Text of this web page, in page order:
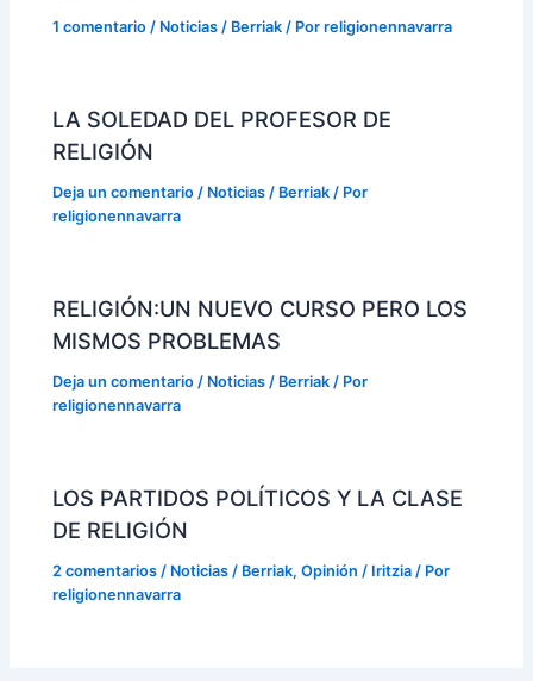
1 comentario / Noticias / Berriak / Porreligionennavarra
LA SOLEDAD DEL PROFESOR DE
RELIGIÓN
Deja un comentario / Noticias / Berriak / Por
religionennavarra
RELIGIÓN:UN NUEVO CURSO PERO LOS
MISMOS PROBLEMAS
Deja un comentario / Noticias / Berriak / Por
religionennavarra
LOS PARTIDOS POLÍTICOS Y LA CLASE
DE RELIGIÓN
2 comentarios / Noticias / Berriak,Opinión / Iritzia / Por
religionennavarra